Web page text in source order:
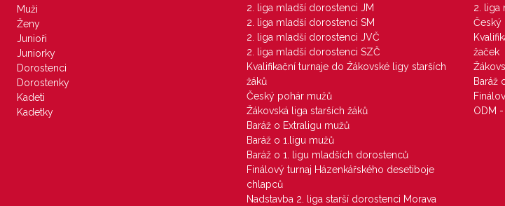
Muži
Ženy
Junioři
Juniorky
Dorostenci
Dorostenky
Kadeti
Kadetky
2. liga mladší dorostenci JM
2. liga mladší dorostenci SM
2. liga mladší dorostenci JVČ
2. liga mladší dorostenci SZČ
Kvalifikační turnaje do Žákovské ligy starších
žáků
Český pohár mužů
Žákovská liga starších žáků
Baráž o Extraligu mužů
Baráž o 1.ligu mužů
Baráž o 1. ligu mladších dorostenců
Finálový turnaj Házenkářského desetiboje
chlapců
Nadstavba 2. liga starší dorostenci Morava
2. liga
Český
žaček
Baráž
ODM